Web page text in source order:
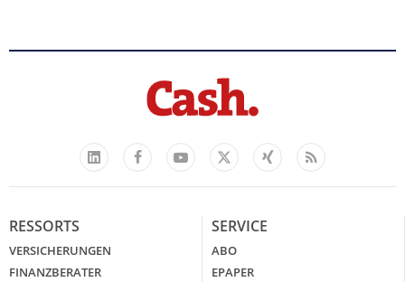
LinkedIn
FacebookYouTube
X
Xing Feed
RESSORTS
VERSICHERUNGEN
FINANZBERATER
SERVICE
ABO
EPAPER